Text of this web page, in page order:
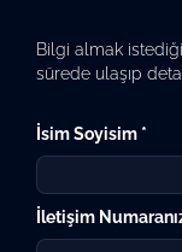
Bilgi almak
sürede ulaşıp
İsim Soyisim *
İletişim